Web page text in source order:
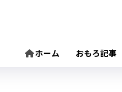
ホーム おもろ記事